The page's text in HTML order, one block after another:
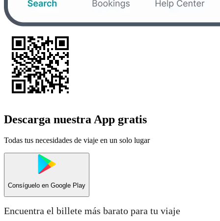
Descarga nuestra App gratis
Todas tus necesidades de viaje en un solo lugar
Consíguelo en Google Play
Encuentra el billete más barato para tu viaje